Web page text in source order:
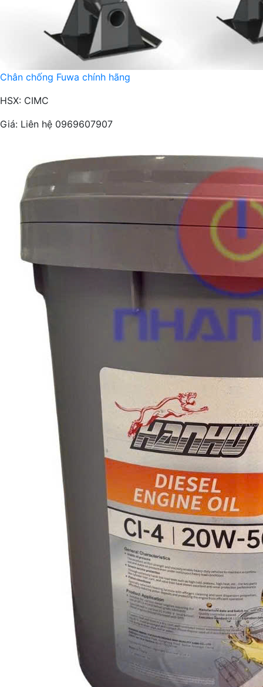
Chân chống Fuwa chính hãng
HSX: CIMC
Giá: Liên hệ 0969607907